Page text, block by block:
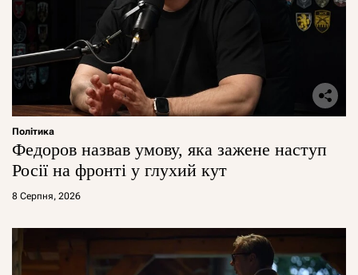
Політика
Федоров назвав умову, яка зажене наступ
Росії на фронті у глухий кут
8 Серпня, 2026